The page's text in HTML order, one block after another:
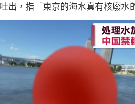
出，指「東京的海水真有核廢水